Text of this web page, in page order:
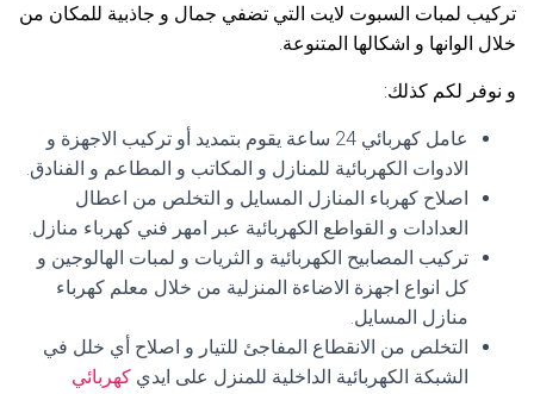
تركيب لمبات السبوت لايت التي تضفي جمال و جاذبية للمكان من
خلال الوانها و اشكالها المتنوعة.
و نوفر لكم كذلك:
عامل كهربائي 24 ساعة يقوم بتمديد أو تركيب الاجهزة و
الادوات الكهربائية للمنازل و المكاتب و المطاعم و الفنادق.
اصلاح كهرباء المنازل المسايل و التخلص من اعطال
العدادات و القواطع الكهربائية عبر امهر فني كهرباء منازل.
تركيب المصابيح الكهربائية و الثريات و لمبات الهالوجين و
كل انواع اجهزة الاضاءة المنزلية من خلال معلم كهرباء
منازل المسايل.
التخلص من الانقطاع المفاجئ للتيار و اصلاح أي خلل في
الشبكة الكهربائية الداخلية للمنزل على ايدي كهربائي